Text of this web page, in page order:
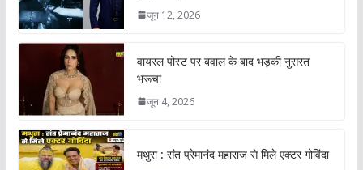
जून 12, 2026
वायरल पोस्ट पर बवाल के बाद भड़की नुसरत
भरूचा
जून 4, 2026
मथुरा : संत प्रेमानंद महाराज से मिले एक्टर गोविंदा